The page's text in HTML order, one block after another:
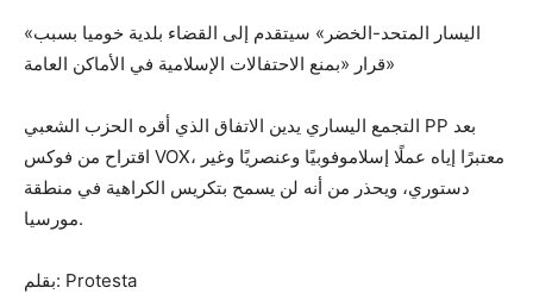
«اليسار المتحد-الخضر» سيتقدم إلى القضاء بلدية خوميا بسبب
قرار «بمنع الاحتفالات الإسلامية في الأماكن العامة»
التجمع اليساري يدين الاتفاق الذي أقره الحزب الشعبي PP بعد
اقتراح من فوكس VOX، معتبرًا إياه عملًا إسلاموفوبيًا وعنصريًا وغير
دستوري، ويحذر من أنه لن يسمح بتكريس الكراهية في منطقة
مورسيا.
بقلم: Protesta